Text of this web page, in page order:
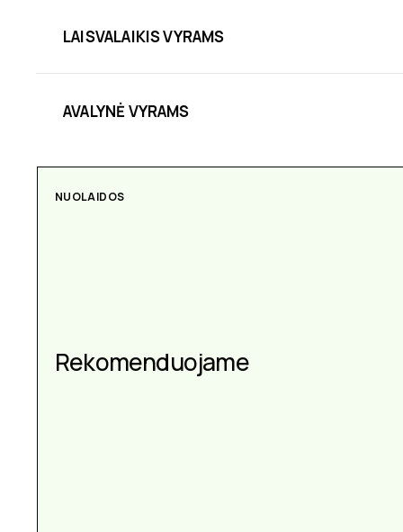
LAISVALAIKIS VYRAMS
AVALYNĖ VYRAMS
NUOLAIDOS
Rekomenduojame
AKSESUARAI
Aksesuarai kiekvienai
progai